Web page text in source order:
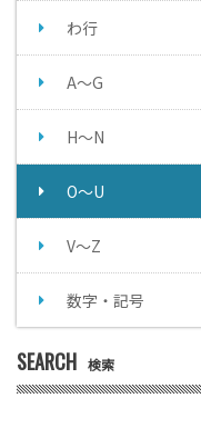
わ行
A～G
H～N
O～U
V～Z
数字・記号
SEARCH 検索